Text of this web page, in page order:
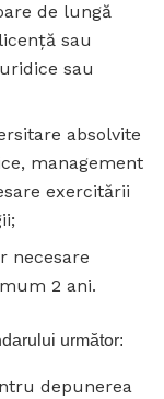
de lungă
sau
sau
absolvite
management
exercitării
necesare
2 ani.
următor:
depunerea